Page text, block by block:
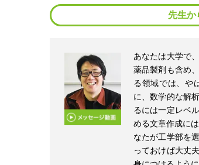
先生か
あなたは大学で
薬品製剤も含め
る領域では、や
に、数学的な解
るには一定レベ
める文章作成に
なたが工学部を
っておけば大丈